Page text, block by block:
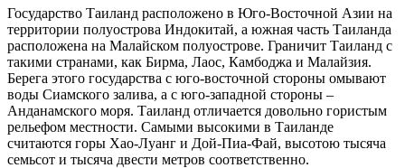
Государство Таиланд расположено в Юго-Восточной Азии на
территории полуострова Индокитай, а южная часть Таиланда
расположена на Малайском полуострове. Граничит Таиланд с
такими странами, как Бирма, Лаос, Камбоджа и Малайзия.
Берега этого государства с юго-восточной стороны омывают
воды Сиамского залива, а с юго-западной стороны –
Анданамского моря. Таиланд отличается довольно гористым
рельефом местности. Самыми высокими в Таиланде
считаются горы Хао-Луанг и Дой-Пиа-Фай, высотою тысяча
семьсот и тысяча двести метров соответственно.